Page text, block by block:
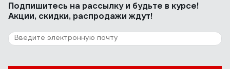
Подпишитесь на рассылкуи будьте в курсе!
Акции, скидки, распродажи ждут!